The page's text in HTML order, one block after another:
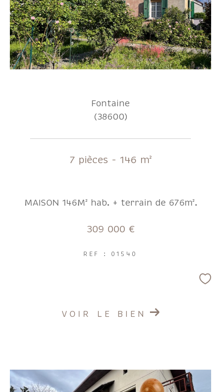
Fontaine
(38600)
7 pièces - 146 m²
MAISON 146M² hab. + terrain de 676m².
309 000 €
REF : 01540
VOIR LE BIEN